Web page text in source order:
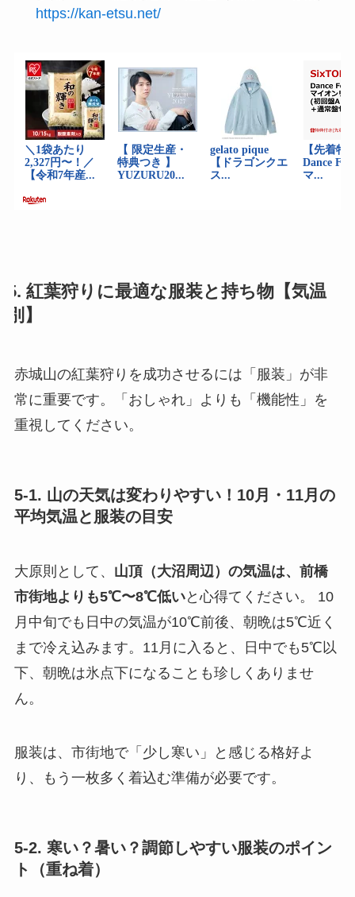
https://kan-etsu.net/
5. 紅葉狩りに最適な服装と持ち物【気温
別】
赤城山の紅葉狩りを成功させるには「服装」が非
常に重要です。「おしゃれ」よりも「機能性」を
重視してください。
5-1. 山の天気は変わりやすい！10月・11月の
平均気温と服装の目安
大原則として、 山頂（大沼周辺）の気温は、前橋
市街地よりも5℃〜8℃低いと心得てください。 10
月中旬でも日中の気温が10℃前後、朝晩は5℃近く
まで冷え込みます。11月に入ると、日中でも5℃以
下、朝晩は氷点下になることも珍しくありませ
ん。
服装は、市街地で「少し寒い」と感じる格好よ
り、もう一枚多く着込む準備が必要です。
5-2. 寒い？暑い？調節しやすい服装のポイン
ト（重ね着）